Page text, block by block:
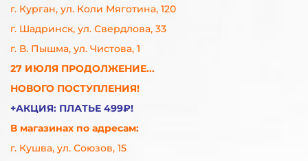
г. Курган, ул. Коли Мяготина, 120
г. Шадринск, ул. Свердлова, 33
г. В. Пышма, ул. Чистова, 1
27 ИЮЛЯ ПРОДОЛЖЕНИЕ...
НОВОГО ПОСТУПЛЕНИЯ!
+АКЦИЯ: ПЛАТЬЕ 499₽!
В магазинах по адресам:
г. Кушва, ул. Союзов, 15